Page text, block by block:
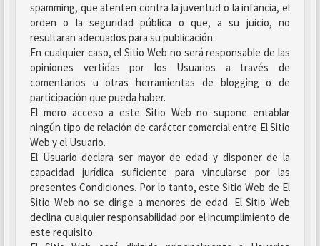
spamming, que atenten contra la juventud o la infancia, el
orden o la seguridad pública o que, a su juicio, no
resultaran adecuados para su publicación.
En cualquier caso, el Sitio Web no será responsable de las
opiniones vertidas por los Usuarios a través de
comentarios u otras herramientas de blogging o de
participación que pueda haber.
El mero acceso a este Sitio Web no supone entablar
ningún tipo de relación de carácter comercial entre El Sitio
Web y el Usuario.
El Usuario declara ser mayor de edad y disponer de la
capacidad jurídica suficiente para vincularse por las
presentes Condiciones. Por lo tanto, este Sitio Web de El
Sitio Web no se dirige a menores de edad. El Sitio Web
declina cualquier responsabilidad por el incumplimiento de
este requisito.